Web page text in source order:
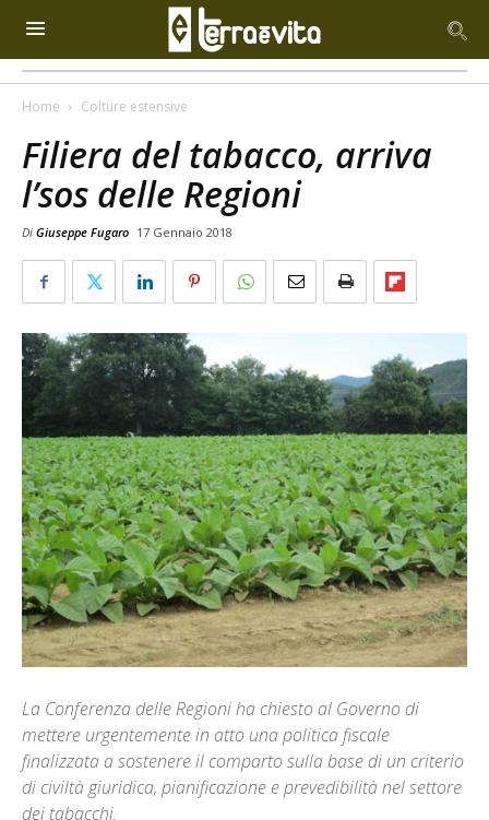
Home Colture estensive
Filiera del tabacco, arriva
l’sos delle Regioni
Di Giuseppe Fugaro 17 Gennaio 2018
La Conferenza delle Regioni ha chiesto al Governo di
mettere urgentemente in atto una politica fiscale
finalizzata a sostenere il comparto sulla base di un criterio
di civiltà giuridica, pianificazione e prevedibilità nel settore
dei tabacchi.